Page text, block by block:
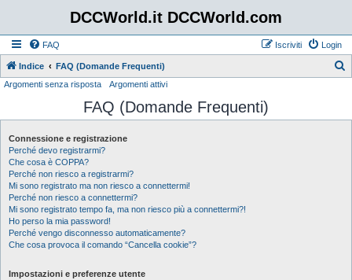
DCCWorld.it DCCWorld.com
FAQ Login
Iscriviti
Indice FAQ (Domande Frequenti)
c
Argomenti senza risposta Argomenti attivi
FAQ (Domande Frequenti)
Connessione e registrazione
Perché devo registrarmi?
Che cosa è COPPA?
Perché non riesco a registrarmi?
Mi sono registrato ma non riesco a connettermi!
Perché non riesco a connettermi?
Mi sono registrato tempo fa, ma non riesco più a connettermi?!
Ho perso la mia password!
Perché vengo disconnesso automaticamente?
Che cosa provoca il comando “Cancella cookie”?
Impostazioni e preferenze utente